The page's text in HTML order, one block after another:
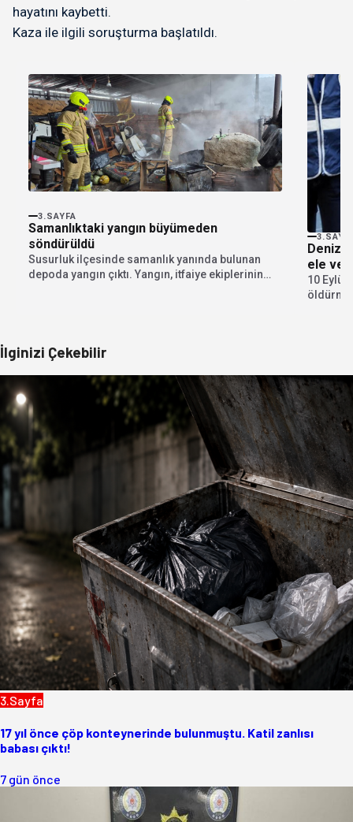
hayatını kaybetti.
Kaza ile ilgili soruşturma başlatıldı.
3.SAYFA
Samanlıktaki yangın büyümeden
söndürüldü
Susurluk ilçesinde samanlık yanında bulunan
depoda yangın çıktı. Yangın, itfaiye ekiplerinin
ele
10 Eylül
öldürme
İlginizi Çekebilir
3.Sayfa
17 yıl önce çöp konteynerinde bulunmuştu. Katil zanlısı
babası çıktı!
7 gün önce